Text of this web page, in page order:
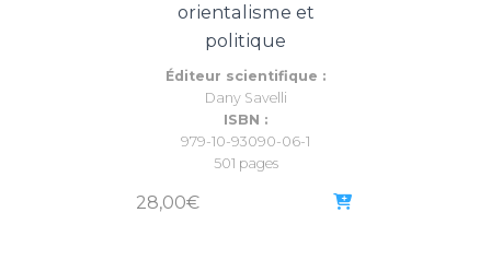
orientalisme et
politique
Éditeur scientifique :
Dany Savelli
ISBN :
979-10-93090-06-1
501 pages
28,00€